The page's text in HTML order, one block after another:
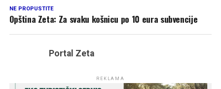
NE PROPUSTITE
Opština Zeta: Za svaku košnicu po 10 eura subvencije
Portal Zeta
REKLAMA